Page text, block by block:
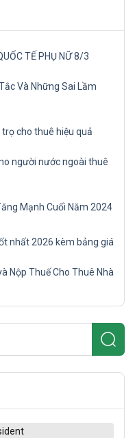
QUỐC TẾ PHỤ NỮ 8/3
Và Những Sai Lầm
cho thuê hiệu quả
người nước ngoài thuê
Mạnh Cuối Năm 2024
nhất 2026 kèm bảng giá
Nộp Thuế Cho Thuê Nhà